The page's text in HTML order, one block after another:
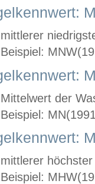
mittlerer
Beispiel:
Mittelwert der
Beispiel:
mittlerer
Beispiel: